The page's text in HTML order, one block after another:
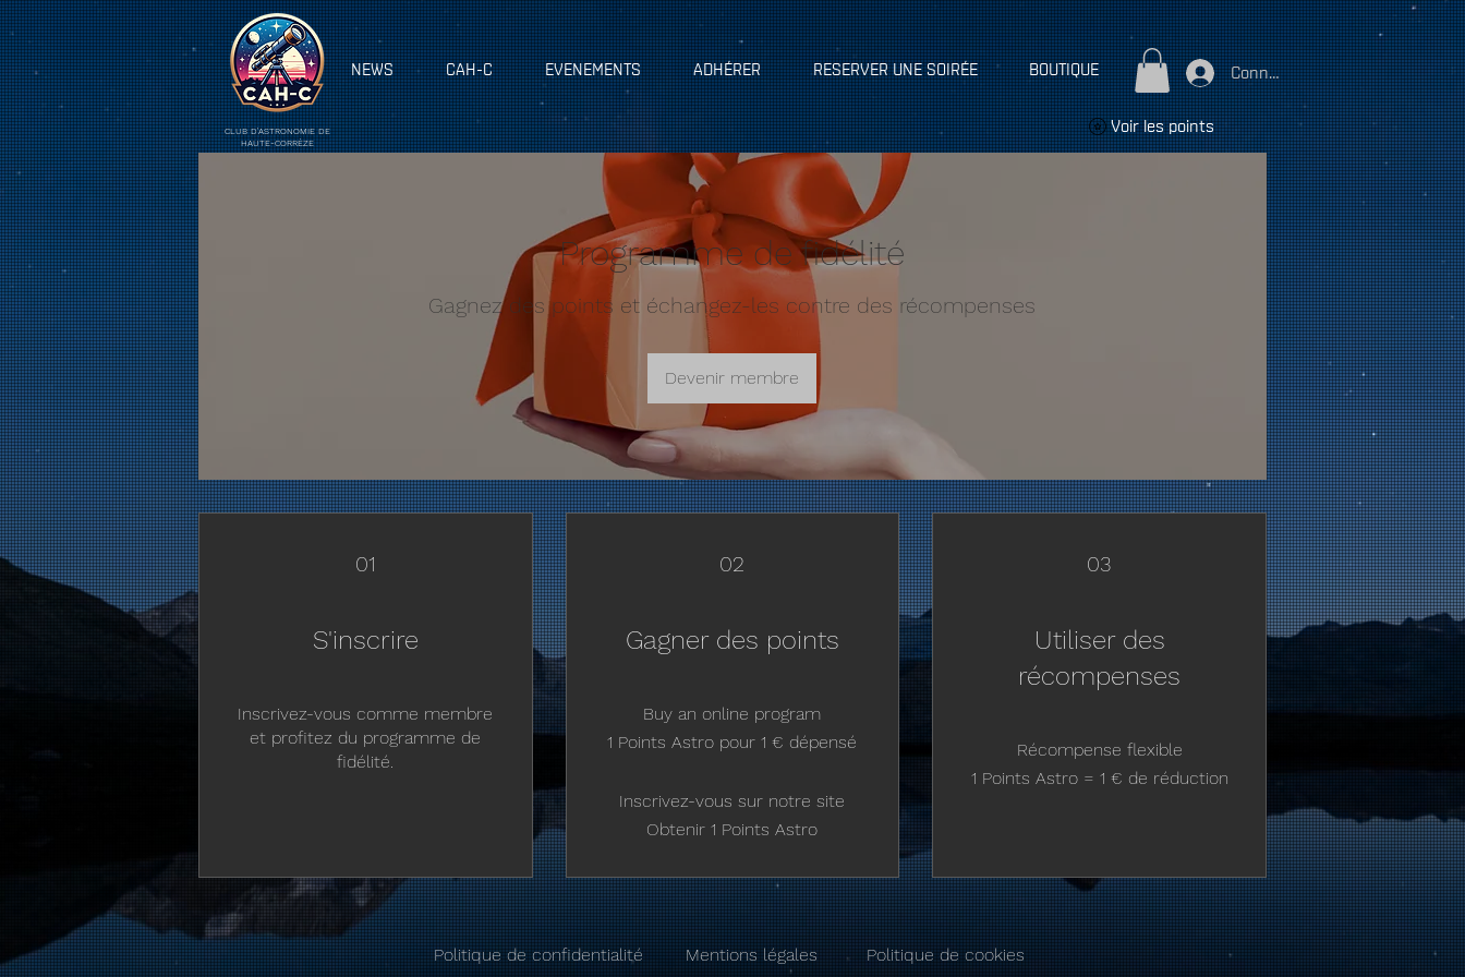
NEWS CAH-C EVENEMENTS ADHÉRER RESERVER UNE SOIRÉE BOUTIQUE
Voir les points
CLUB D'ASTRONOMIE DE
HAUTE-CORRÈZE
Connexion
Programme de fidélité
Gagnez des points et échangez-les contre des récompenses
Devenir membre
01
S'inscrire
Inscrivez-vous comme membre
et profitez du programme de
fidélité.
02
Gagner des points
Buy an online program
1 Points Astro pour 1 € dépensé
Inscrivez-vous sur notre site
Obtenir 1 Points Astro
03
Utiliser des
récompenses
Récompense flexible
1 Points Astro = 1 € de réduction
Politique de confidentialité Mentions légales Politique de cookies